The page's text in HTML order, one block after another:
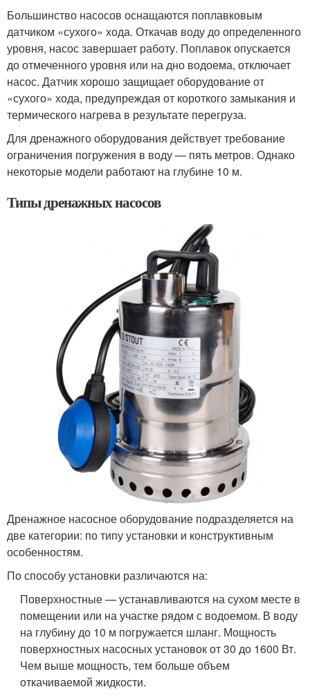
Большинство насосов оснащаются поплавковым
датчиком «сухого» хода. Откачав воду до определенного
уровня, насос завершает работу. Поплавок опускается
до отмеченного уровня или на дно водоема, отключает
насос. Датчик хорошо защищает оборудование от
«сухого» хода, предупреждая от короткого замыкания и
термического нагрева в результате перегруза.
Для дренажного оборудования действует требование
ограничения погружения в воду — пять метров. Однако
некоторые модели работают на глубине 10 м.
Типы дренажных насосов
Дренажное насосное оборудование подразделяется на
две категории: по типу установки и конструктивным
особенностям.
По способу установки различаются на:
Поверхностные — устанавливаются на сухом месте в
помещении или на участке рядом с водоемом. В воду
на глубину до 10 м погружается шланг. Мощность
поверхностных насосных установок от 30 до 1600 Вт.
Чем выше мощность, тем больше объем
откачиваемой жидкости.